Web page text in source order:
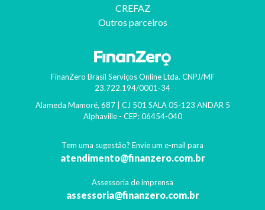
CREFAZ
Outros parceiros
FinanZero Brasil Serviços Online Ltda. CNPJ/MF
23.722.194/0001-34
Alameda Mamoré, 687 | CJ 501 SALA 05-123 ANDAR 5
Alphaville- CEP: 06454-040
Tem uma sugestão? Envie um e-mail para
atendimento@finanzero.com.br
Assessoria de imprensa
assessoria@finanzero.com.br